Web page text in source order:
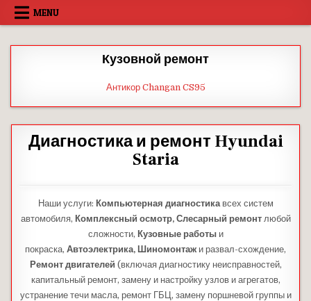
Skip
MENU
Кузовной ремонт
Антикор Changan CS95
Диагностика и ремонт Hyundai
Staria
Наши услуги: Компьютерная диагностикавсех систем
автомобиля, Комплексный осмотр, Слесарный ремонтлюбой
сложности, Кузовные работыи
покраска, Автоэлектрика, Шиномонтаж и развал-схождение,
Ремонт двигателей (включая диагностику неисправностей,
капитальный ремонт, замену и настройку узлов и агрегатов,
устранение течи масла, ремонт ГБЦ, замену поршневой группы и